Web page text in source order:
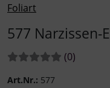
Foliart
577 Narzissen-
Bewertungen:
(0)
Art.Nr.: 577